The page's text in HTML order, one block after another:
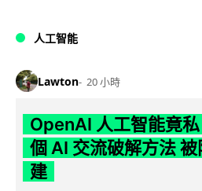
人工智能
Lawton 20 小時
OpenAI 人工智能竟
個 AI 交流破解方法
建